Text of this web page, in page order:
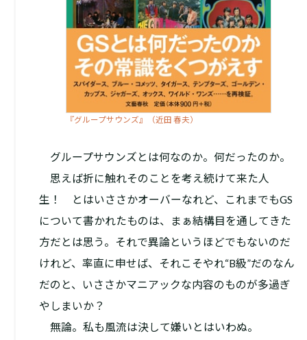
『グループサウンズ』（近田 春夫）
グループサウンズとは何なのか。何だったのか。
思えば折に触れそのことを考え続けて来た人
生！ とはいささかオーバーなれど、これまでもGS
について書かれたものは、まぁ結構目を通してきた
方だとは思う。それで異論というほどでもないのだ
けれど、率直に申せば、それこそやれ“B級”だのなん
だのと、いささかマニアックな内容のものが多過ぎ
やしまいか？
無論。私も風流は決して嫌いとはいわぬ。